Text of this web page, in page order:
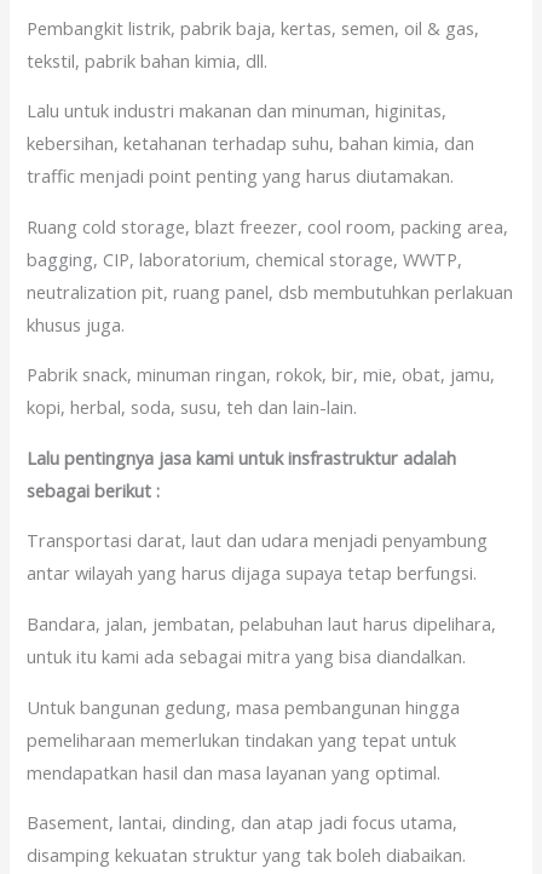
Pembangkit listrik, pabrik baja, kertas, semen, oil & gas,
tekstil, pabrik bahan kimia, dll.
Lalu untuk industri makanan dan minuman, higinitas,
kebersihan, ketahanan terhadap suhu, bahan kimia, dan
traffic menjadi point penting yang harus diutamakan.
Ruang cold storage, blazt freezer, cool room, packing area,
bagging, CIP, laboratorium, chemical storage, WWTP,
neutralization pit, ruang panel, dsb membutuhkan perlakuan
khusus juga.
Pabrik snack, minuman ringan, rokok, bir, mie, obat, jamu,
kopi, herbal, soda, susu, teh dan lain-lain.
Lalu pentingnya jasa kami untuk insfrastruktur adalah
sebagai berikut :
Transportasi darat, laut dan udara menjadi penyambung
antar wilayah yang harus dijaga supaya tetap berfungsi.
Bandara, jalan, jembatan, pelabuhan laut harus dipelihara,
untuk itu kami ada sebagai mitra yang bisa diandalkan.
Untuk bangunan gedung, masa pembangunan hingga
pemeliharaan memerlukan tindakan yang tepat untuk
mendapatkan hasil dan masa layanan yang optimal.
Basement, lantai, dinding, dan atap jadi focus utama,
disamping kekuatan struktur yang tak boleh diabaikan.